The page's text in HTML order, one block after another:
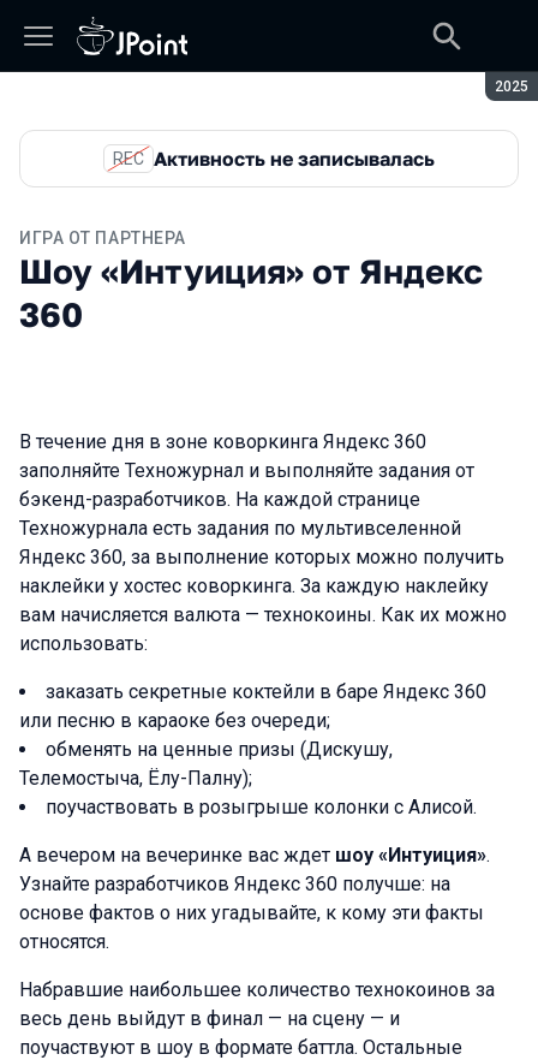
2025
REC Активность не записывалась
ИГРА ОТ ПАРТНЕРА
Шоу «Интуиция» от Яндекс
360
В течение дня в зоне коворкинга Яндекс 360
заполняйте Техножурнал и выполняйте задания от
бэкенд-разработчиков. На каждой странице
Техножурнала есть задания по мультивселенной
Яндекс 360, за выполнение которых можно получить
наклейки у хостес коворкинга. За каждую наклейку
вам начисляется валюта — технокоины. Как их можно
использовать:
заказать секретные коктейли в баре Яндекс 360
или песню в караоке без очереди;
обменять на ценные призы (Дискушу,
Телемостыча, Ёлу-Палну);
поучаствовать в розыгрыше колонки с Алисой.
А вечером на вечеринке вас ждет шоу «Интуиция».
Узнайте разработчиков Яндекс 360 получше: на
основе фактов о них угадывайте, к кому эти факты
относятся.
Набравшие наибольшее количество технокоинов за
весь день выйдут в финал — на сцену — и
поучаствуют в шоу в формате баттла. Остальные